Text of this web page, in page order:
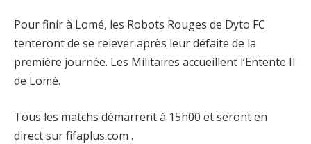
Pour finir à Lomé, les Robots Rouges de Dyto FC
tenteront de se relever après leur défaite de la
première journée. Les Militaires accueillent l’Entente II
de Lomé.
Tous les matchs démarrent à 15h00 et seront en
direct sur fifaplus.com .